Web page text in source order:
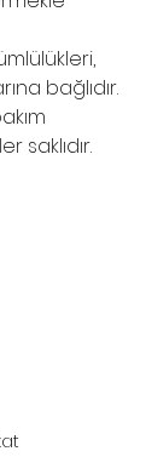
bağlıdır.
saklıdır.